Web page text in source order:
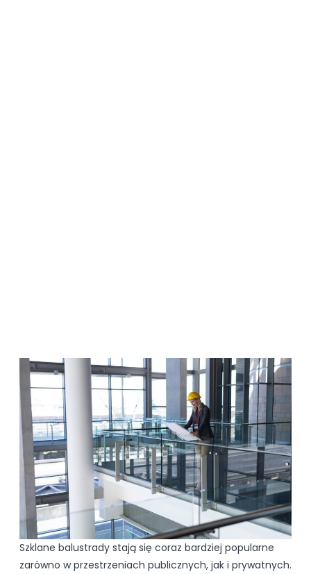
Szklane balustrady stają się coraz bardziej popularne
zarówno w przestrzeniach publicznych, jak i prywatnych.